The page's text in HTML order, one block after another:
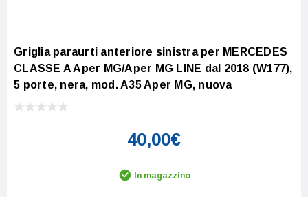
Griglia paraurti anteriore sinistra per MERCEDES
CLASSE A Aper MG/Aper MG LINE dal 2018 (W177),
5 porte, nera, mod. A35 Aper MG, nuova
40,00€
In magazzino